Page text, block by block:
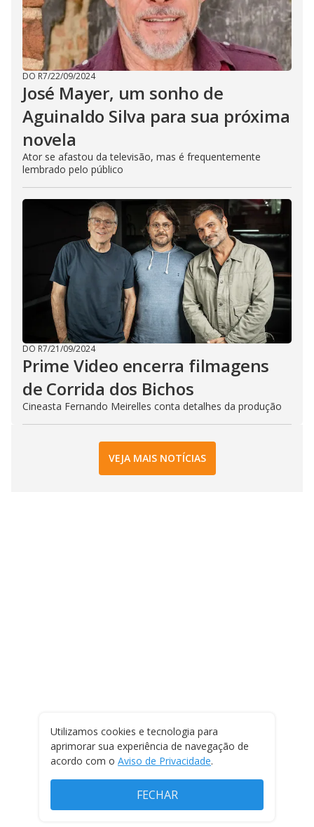
DO R7/22/09/2024
José Mayer, um sonho de
Aguinaldo Silva para sua próxima
novela
Ator se afastou da televisão, mas é frequentemente
lembrado pelo público
DO R7/21/09/2024
Prime Video encerra filmagens
de Corrida dos Bichos
Cineasta Fernando Meirelles conta detalhes da produção
VEJA MAIS NOTÍCIAS
Utilizamos cookies e tecnologia para
aprimorar sua experiência de navegação de
acordo com o Aviso de Privacidade.
FECHAR